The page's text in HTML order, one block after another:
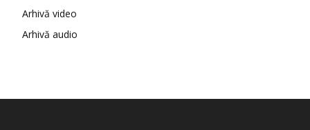
Arhivă video
Arhivă audio